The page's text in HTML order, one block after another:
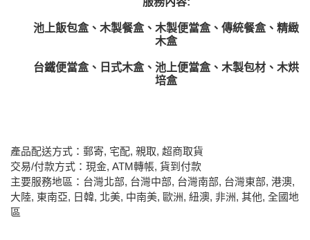
池上飯包盒、木製餐盒、木製便當盒、傳統餐盒、精緻
木盒
台鐵便當盒、 日式木盒、 池上便當盒、 木製包材 、木烘
培盒
產品配送方式：郵寄, 宅配, 親取, 超商取貨
交易/付款方式：現金, ATM轉帳, 貨到付款
主要服務地區：台灣北部, 台灣中部, 台灣南部, 台灣東部, 港澳,
大陸, 東南亞, 日韓, 北美, 中南美, 歐洲, 紐澳, 非洲, 其他, 全國地
區